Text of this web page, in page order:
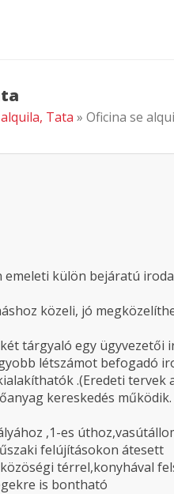
Tata » Oficina se
külön bejáratú
közeli, jó
tárgyaló egy ügyvezetői
létszámot befogadó
.(Eredeti
kereskedés működik.
,1-es
felújításokon átesett
térrel,konyhával
is bontható